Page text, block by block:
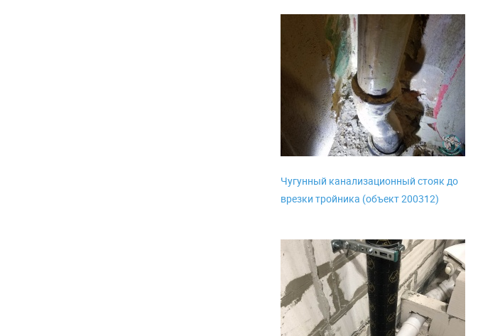
Чугунный канализационный стояк до
врезки тройника (объект 200312)